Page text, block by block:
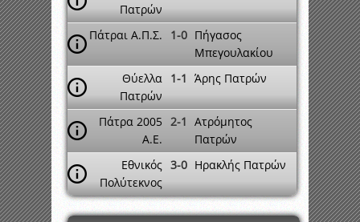
Πατρών
Πάτραι Α.Π.Σ. 1-0 Πήγασος
Μπεγουλακίου
Θύελλα
Πατρών
1-1 Άρης Πατρών
Πάτρα 2005
A.E.
2-1 Ατρόμητος
Πατρών
Εθνικός
Πολύτεκνος
3-0 Ηρακλής Πατρών